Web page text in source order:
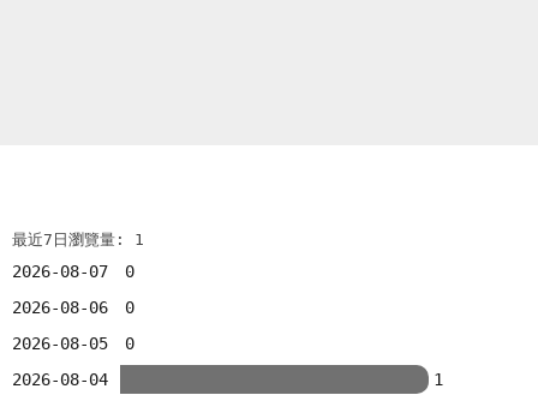
最近7日瀏覽量: 1
2026-08-07
0
2026-08-06
0
2026-08-05
0
2026-08-04
1